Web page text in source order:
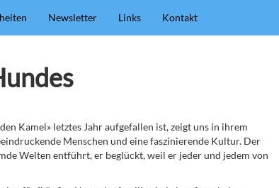
Newsletter Links Kontakt
Kamel» letztes Jahr aufgefallen ist, zeigt uns in ihrem
Menschen und eine faszinierende Kultur. Der
Welten entführt, er beglückt, weil er jeder und jedem von